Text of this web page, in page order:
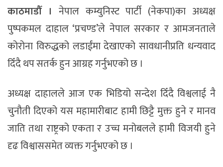
काठमाडौँ । नेपाल कम्युनिस्ट पार्टी (नेकपा)का अध्यक्ष
पुष्पकमल दाहाल ‘प्रचण्ड’ले नेपाल सरकार र आमजनताले
कोरोना विरुद्धको लडाईंमा देखाएको सावधानीप्रति धन्यवाद
दिँदै थप सतर्क हुन आग्रह गर्नुभएको छ ।
अध्यक्ष दाहालले आज एक भिडियो सन्देश दिँदै विश्वलाई नै
चुनौती दिएको यस महामारीबाट हामी छिट्टै मुक्त हुने र मानव
जाति तथा राष्ट्रको एकता र उच्च मनोबलले हामी विजयी हुने
दृढ विश्वाससमेत व्यक्त गर्नुभएको छ ।